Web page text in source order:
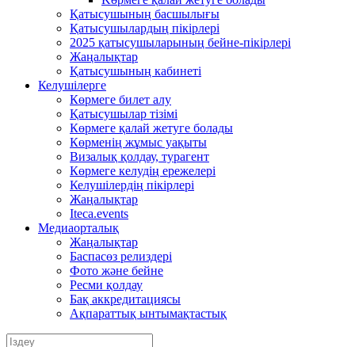
Қатысушының басшылығы
Қатысушылардың пікірлері
2025 қатысушыларының бейне-пікірлері
Жаңалықтар
Қатысушының кабинеті
Келушілерге
Көрмеге билет алу
Қатысушылар тізімі
Көрмеге қалай жетуге болады
Көрменің жұмыс уақыты
Визалық қолдау, турагент
Көрмеге келудің ережелері
Келушілердің пікірлері
Жаңалықтар
Iteca.events
Медиаорталық
Жаңалықтар
Баспасөз релиздері
Фото және бейне
Ресми қолдау
Бақ аккредитациясы
Ақпараттық ынтымақтастық